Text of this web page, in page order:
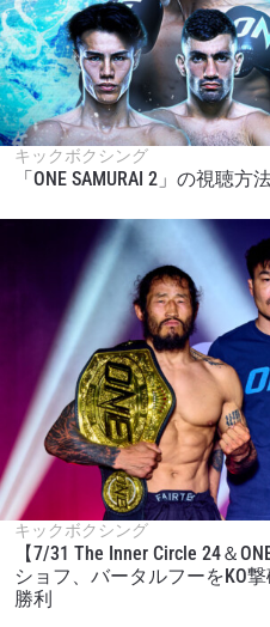
キックボクシング
「ONE SAMURAI 2」の視聴
キックボクシング
【7/31 The Inner Circle 24＆
ショフ、バータルフーをKO
勝利